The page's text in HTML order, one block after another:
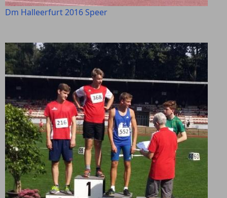
Dm Halleerfurt 2016 Speer